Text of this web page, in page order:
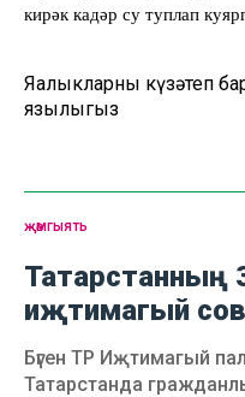
кирәк кадәр су туплап
Яңалыкларны күзәтеп
язылыгыз
җәмгыять
Татарстанның
иҗтимагый
Бүген ТР Иҗтимагый
Татарстанда